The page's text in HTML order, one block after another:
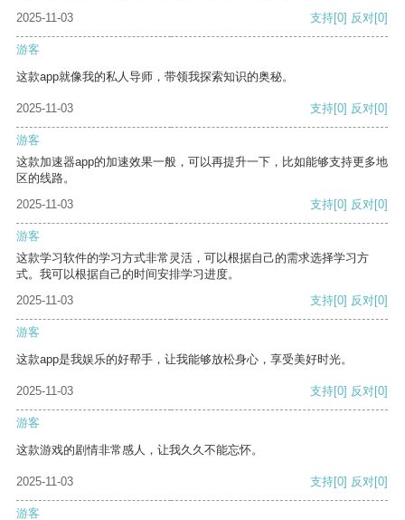
2025-11-03
支持[0] 反对[0]
游客
这款app就像我的私人导师，带领我探索知识的奥秘。
2025-11-03 支持[0] 反对[0]
游客
这款加速器app的加速效果一般，可以再提升一下，比如能够支持更多地
区的线路。
2025-11-03
支持[0] 反对[0]
游客
这款学习软件的学习方式非常灵活，可以根据自己的需求选择学习方
式。我可以根据自己的时间安排学习进度。
2025-11-03
支持[0] 反对[0]
游客
这款app是我娱乐的好帮手，让我能够放松身心，享受美好时光。
2025-11-03 支持[0] 反对[0]
游客
这款游戏的剧情非常感人，让我久久不能忘怀。
2025-11-03 支持[0] 反对[0]
游客